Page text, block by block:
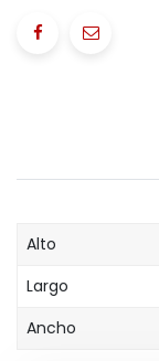
Alto
Largo
Ancho